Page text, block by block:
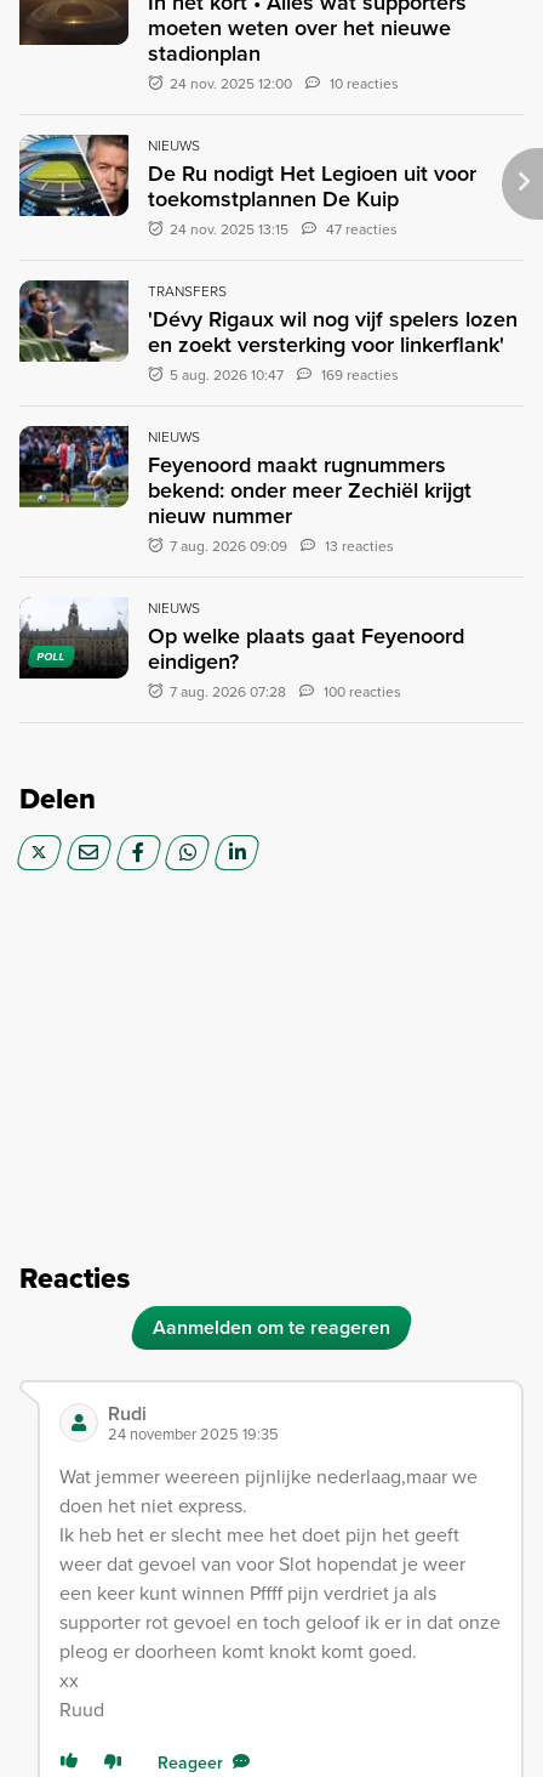
moeten weten over het nieuwe
stadionplan
24 nov. 2025 12:00 10 reacties
NIEUWS
De Ru nodigt Het Legioen uit voor
toekomstplannen De Kuip
24 nov. 2025 13:15 47 reacties
TRANSFERS
'Dévy Rigaux wil nog vijf spelers lozen
en zoekt versterking voor linkerflank'
5 aug. 2026 10:47 169 reacties
NIEUWS
Feyenoord maakt rugnummers
bekend: onder meer Zechiël krijgt
nieuw nummer
7 aug. 2026 09:09 13 reacties
POLL
NIEUWS
Op welke plaats gaat Feyenoord
eindigen?
7 aug. 2026 07:28 100 reacties
Delen
Reacties
Aanmelden om te reageren
Rudi
24 november 2025 19:35
Wat jemmer weereen pijnlijke nederlaag,maar we
doen het niet express.
Ik heb het er slecht mee het doet pijn het geeft
weer dat gevoel van voor Slot hopendat je weer
een keer kunt winnen Pffff pijn verdriet ja als
supporter rot gevoel en toch geloof ik er in dat onze
pleog er doorheen komt knokt komt goed.
xx
Ruud
Reageer